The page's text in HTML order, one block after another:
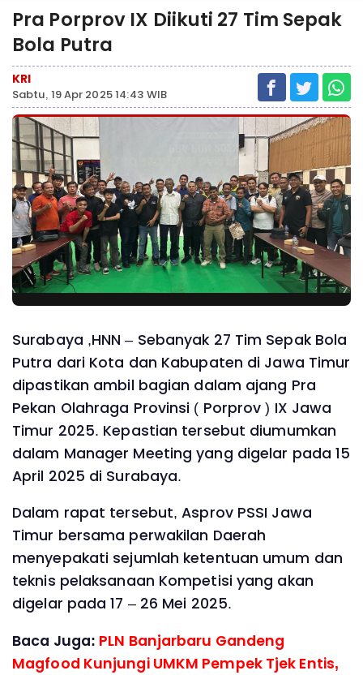
Pra Porprov IX Diikuti 27 Tim Sepak
Bola Putra
KRI
Sabtu, 19 Apr 2025 14:43 WIB
Surabaya ,HNN – Sebanyak 27 Tim Sepak Bola
Putra dari Kota dan Kabupaten di Jawa Timur
dipastikan ambil bagian dalam ajang Pra
Pekan Olahraga Provinsi ( Porprov ) IX Jawa
Timur 2025. Kepastian tersebut diumumkan
dalam Manager Meeting yang digelar pada 15
April 2025 di Surabaya.
Dalam rapat tersebut, Asprov PSSI Jawa
Timur bersama perwakilan Daerah
menyepakati sejumlah ketentuan umum dan
teknis pelaksanaan Kompetisi yang akan
digelar pada 17 – 26 Mei 2025.
Baca Juga: PLN Banjarbaru Gandeng
Magfood Kunjungi UMKM Pempek Tjek Entis,